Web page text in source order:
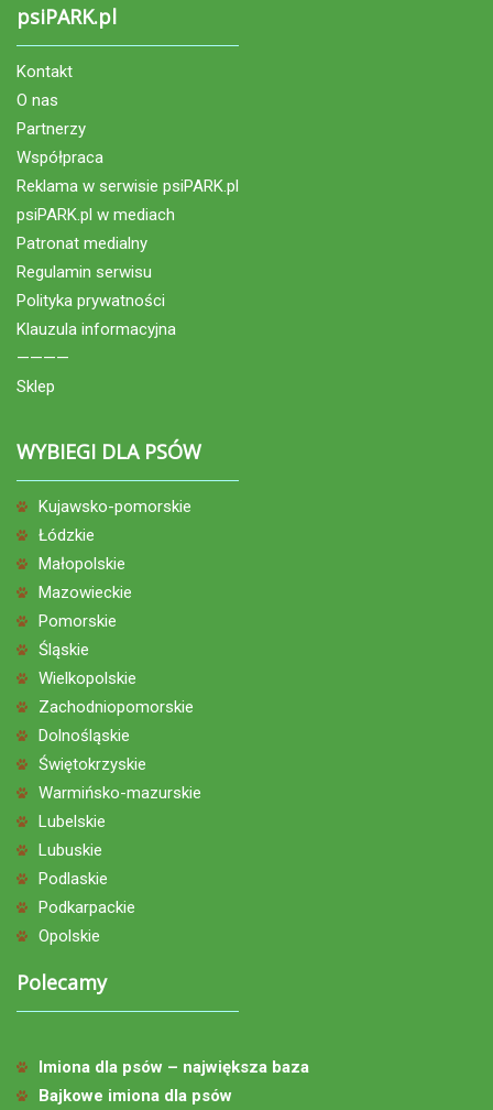
psiPARK.pl
Kontakt
O nas
Partnerzy
Współpraca
Reklama w serwisie psiPARK.pl
psiPARK.pl w mediach
Patronat medialny
Regulamin serwisu
Polityka prywatności
Klauzula informacyjna
————
Sklep
WYBIEGI DLA PSÓW
Kujawsko-pomorskie
Łódzkie
Małopolskie
Mazowieckie
Pomorskie
Śląskie
Wielkopolskie
Zachodniopomorskie
Dolnośląskie
Świętokrzyskie
Warmińsko-mazurskie
Lubelskie
Lubuskie
Podlaskie
Podkarpackie
Opolskie
Polecamy
Imiona dla psów – największa baza
Bajkowe imiona dla psów